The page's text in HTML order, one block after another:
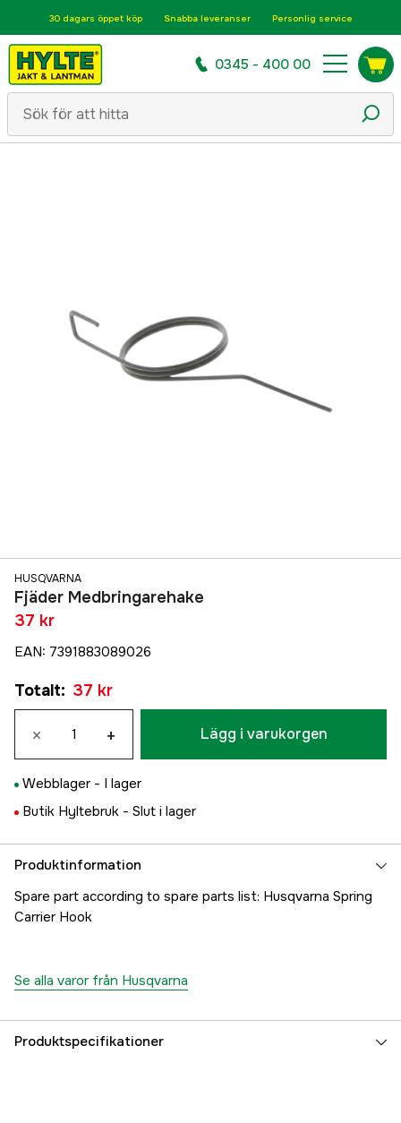
30 dagars öppet köp Snabba leveranser Personlig service
0345 - 400 00
HUSQVARNA
Fjäder Medbringarehake
37 kr
EAN: 7391883089026
Totalt: 37 kr
× + Lägg i varukorgen
Webblager - I lager
Butik Hyltebruk - Slut i lager
Produktinformation
Spare part according to spare parts list: Husqvarna Spring
Carrier Hook
Se alla varor från Husqvarna
Produktspecifikationer